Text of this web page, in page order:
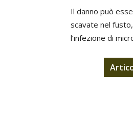
Il danno può
scavate nel
l’infezione di